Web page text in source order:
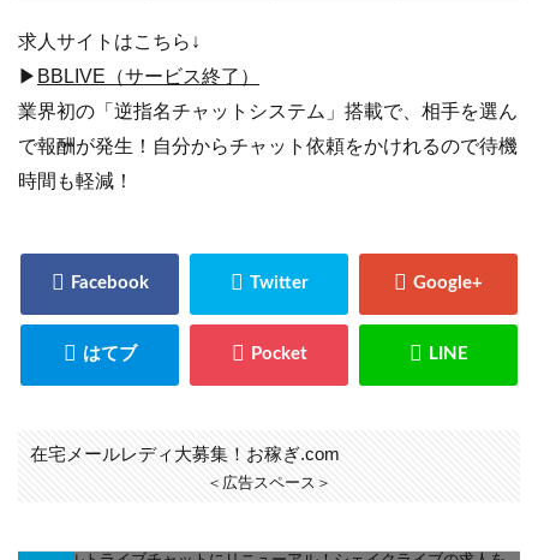
求人サイトはこちら↓
▶ BBLIVE（サービス終了）
業界初の「逆指名チャットシステム」搭載で、相手を選ん
で報酬が発生！自分からチャット依頼をかけれるので待機
時間も軽減！
在宅メールレディ大募集！お稼ぎ.com
＜広告スペース＞